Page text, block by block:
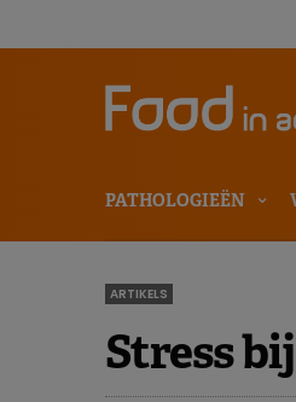
PATHOLOGIEËN
ARTIKELS
Stress